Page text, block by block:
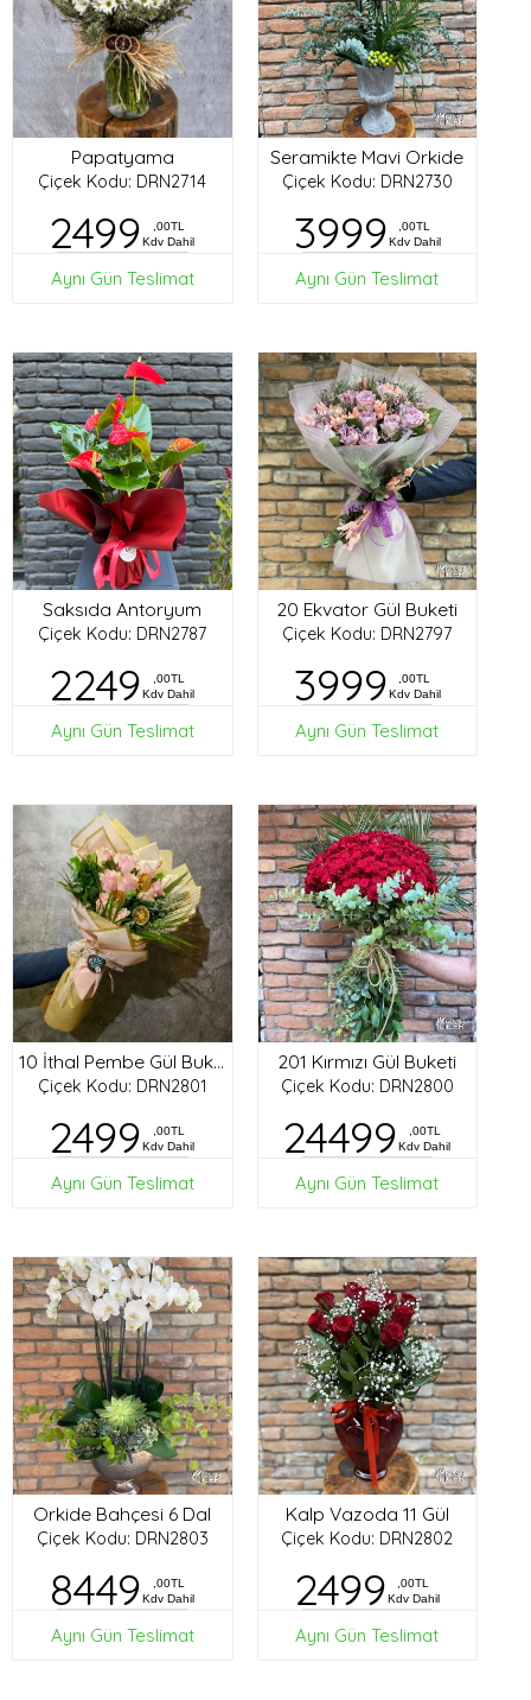
Papatyama
Çiçek Kodu: DRN2714
2499
,00TL
Kdv Dahil
Aynı Gün Teslimat
Seramikte Mavi Orkide
Çiçek Kodu: DRN2730
3999
,00TL
Kdv Dahil
Aynı Gün Teslimat
Saksıda Antoryum
Çiçek Kodu: DRN2787
2249
,00TL
Kdv Dahil
Aynı Gün Teslimat
20 Ekvator Gül Buketi
Çiçek Kodu: DRN2797
3999
,00TL
Kdv Dahil
Aynı Gün Teslimat
10 İthal Pembe Gül Buketi
Çiçek Kodu: DRN2801
2499
,00TL
Kdv Dahil
Aynı Gün Teslimat
201 Kırmızı Gül Buketi
Çiçek Kodu: DRN2800
24499
,00TL
Kdv Dahil
Aynı Gün Teslimat
Orkide Bahçesi 6 Dal
Çiçek Kodu: DRN2803
8449
,00TL
Kdv Dahil
Aynı Gün Teslimat
Kalp Vazoda 11 Gül
Çiçek Kodu: DRN2802
2499
,00TL
Kdv Dahil
Aynı Gün Teslimat